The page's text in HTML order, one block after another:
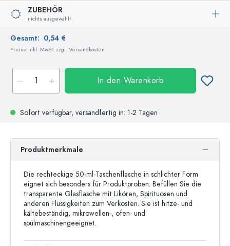
ZUBEHÖR
nichts ausgewählt
Gesamt: 0,54 €
Preise inkl. MwSt. zzgl. Versandkosten
In den Warenkorb
Sofort verfügbar, versandfertig in: 1-2 Tagen
Produktmerkmale
Die rechteckige 50-ml-Taschenflasche in schlichter Form
eignet sich besonders für Produktproben. Befüllen Sie die
transparente Glasflasche mit Likören, Spirituosen und
anderen Flüssigkeiten zum Verkosten. Sie ist hitze- und
kältebeständig, mikrowellen-, ofen- und
spülmaschinengeeignet.